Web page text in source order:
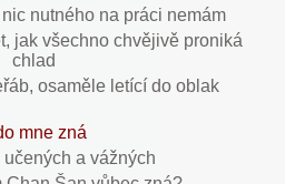
nutného na práci nemám
jak všechno chvějivě proniká
chlad
osaměle letící do oblak
mne zná
učených a vážných